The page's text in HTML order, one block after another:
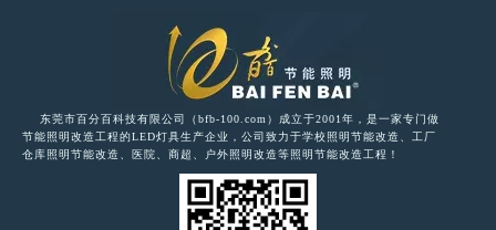
东莞市百分百科技有限公司（bfb-100.com）成立于2001年，是一家专门做
节能照明改造工程的LED灯具生产企业，公司致力于学校照明节能改造、工厂
仓库照明节能改造、医院、商超、户外照明改造等照明节能改造工程！